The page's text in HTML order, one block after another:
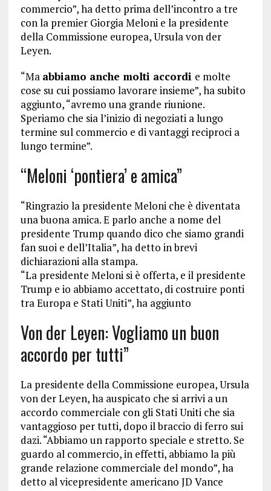
commercio”, ha detto prima dell’incontro a tre
con la premier Giorgia Meloni e la presidente
della Commissione europea, Ursula von der
Leyen.
“Ma abbiamo anche molti accordi e molte
cose su cui possiamo lavorare insieme”, ha subito
aggiunto, “avremo una grande riunione.
Speriamo che sia l’inizio di negoziati a lungo
termine sul commercio e di vantaggi reciproci a
lungo termine”.
“Meloni ‘pontiera’ e amica”
“Ringrazio la presidente Meloni che è diventata
una buona amica. E parlo anche a nome del
presidente Trump quando dico che siamo grandi
fan suoi e dell’Italia”, ha detto in brevi
dichiarazioni alla stampa.
“La presidente Meloni si è offerta, e il presidente
Trump e io abbiamo accettato, di costruire ponti
tra Europa e Stati Uniti”, ha aggiunto
Von der Leyen: Vogliamo un buon
accordo per tutti”
La presidente della Commissione europea, Ursula
von der Leyen, ha auspicato che si arrivi a un
accordo commerciale con gli Stati Uniti che sia
vantaggioso per tutti, dopo il braccio di ferro sui
dazi. “Abbiamo un rapporto speciale e stretto. Se
guardo al commercio, in effetti, abbiamo la più
grande relazione commerciale del mondo”, ha
detto al vicepresidente americano JD Vance